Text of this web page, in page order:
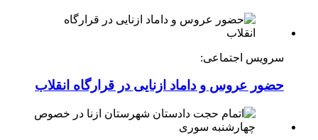
سرویس اجتماعی:
حضور عروس و داماد ازنایی در قرارگاه انقلاب